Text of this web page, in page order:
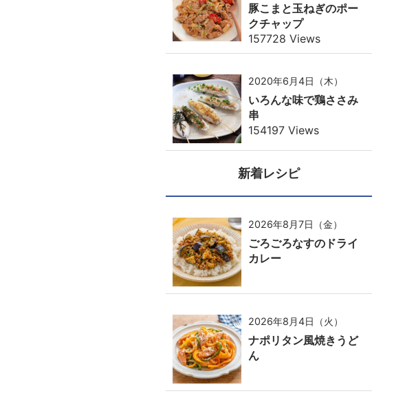
豚こまと玉ねぎのポー
クチャップ
157728 Views
2020年6月4日（木）
いろんな味で鶏ささみ
串
154197 Views
新着レシピ
2026年8月7日（金）
ごろごろなすのドライ
カレー
2026年8月4日（火）
ナポリタン風焼きうど
ん